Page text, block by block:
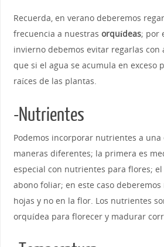
Recuerda, en verano deberemos
frecuencia a nuestras orquídeas; por
invierno debemos evitar regarlas con
que si el agua se acumula en exceso
raíces de las plantas.
-Nutrientes
Podemos incorporar nutrientes a una
maneras diferentes; la primera es
especial con nutrientes para flores;
abono foliar; en este caso
hojas y no en la flor. Los nutrientes
orquídea para florecer y madurar